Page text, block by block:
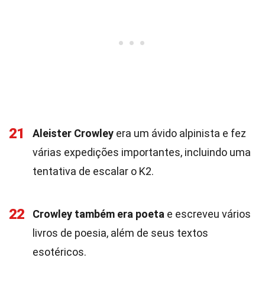
21 Aleister Crowley era um ávido alpinista e fez
várias expedições importantes, incluindo uma
tentativa de escalar o K2.
22 Crowley também era poeta e escreveu vários
livros de poesia, além de seus textos
esotéricos.